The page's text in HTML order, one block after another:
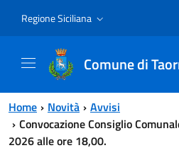
Regione Siciliana
Comune di
Home Novità
Avvisi
Convocazione Consiglio
2026 alle ore 18,00.